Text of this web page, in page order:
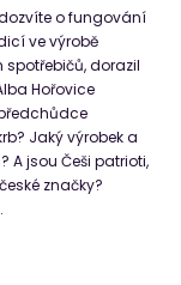
o fungování
ve výrobě
dorazil
Hořovice
Jaký výrobek a
A jsou Češi patrioti,
značky?